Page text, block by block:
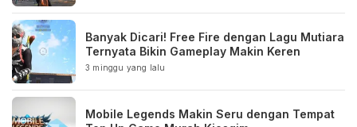
Banyak Dicari! Free Fire dengan Lagu Mutiara
Ternyata Bikin Gameplay Makin Keren
3 minggu yang lalu
Mobile Legends Makin Seru dengan Tempat